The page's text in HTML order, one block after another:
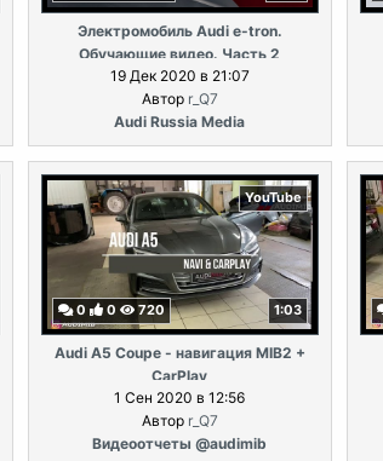
Электромобиль Audi e-tron.
Обучающие видео. Часть 2
19 Дек 2020 в 21:07
Автор r_Q7
Audi Russia Media
YouTube
0 0 720 1:03
Audi A5 Coupe - навигация MIB2 +
CarPlay
1 Сен 2020 в 12:56
Автор r_Q7
Видеоотчеты @audimib